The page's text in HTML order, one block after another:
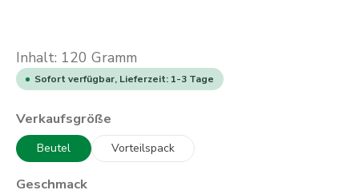
Inhalt: 120 Gramm
Sofort verfügbar, Lieferzeit: 1-3 Tage
Verkaufsgröße
Beutel Vorteilspack
Geschmackauswählen